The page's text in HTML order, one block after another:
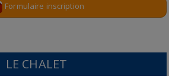
Formulaire inscription
LE CHALET